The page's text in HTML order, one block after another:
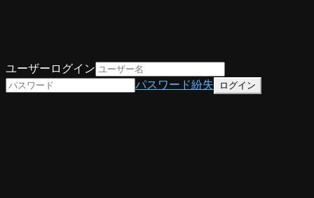
ユーザーログイン
パスワード紛失